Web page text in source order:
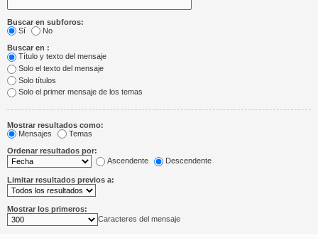
Buscar en subforos:
Sí
No
Buscar en :
Título y texto del mensaje
Solo el texto del mensaje
Solo títulos
Solo el primer mensaje de los temas
Mostrar resultados como:
Mensajes
Temas
Ordenar resultados por:
Ascendente
Descendente
Limitar resultados previos a:
Mostrar los primeros:
Caracteres del mensaje